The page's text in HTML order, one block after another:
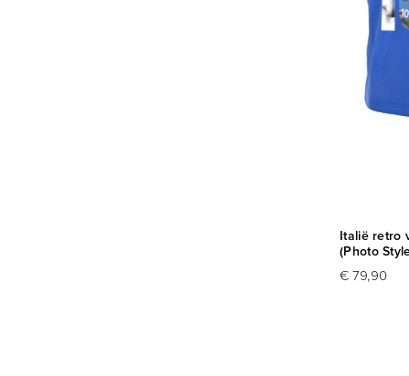
Italië retro
(Photo
€ 79,90